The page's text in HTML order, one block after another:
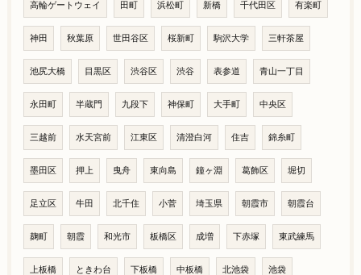
高輪ゲートウェイ 田町 浜松町 新橋 千代田区 有楽町
神田 秋葉原 世田谷区 桜新町 駒沢大学 三軒茶屋
池尻大橋 目黒区 渋谷区 渋谷 表参道 青山一丁目
永田町 半蔵門 九段下 神保町 大手町 中央区
三越前 水天宮前 江東区 清澄白河 住吉 錦糸町
墨田区 押上 曳舟 東向島 鐘ヶ淵 葛飾区 堀切
足立区 牛田 北千住 小菅 埼玉県 朝霞市 朝霞台
麹町 朝霞 和光市 板橋区 成増 下赤塚 東武練馬
上板橋 ときわ台 下板橋 中板橋 北池袋 池袋